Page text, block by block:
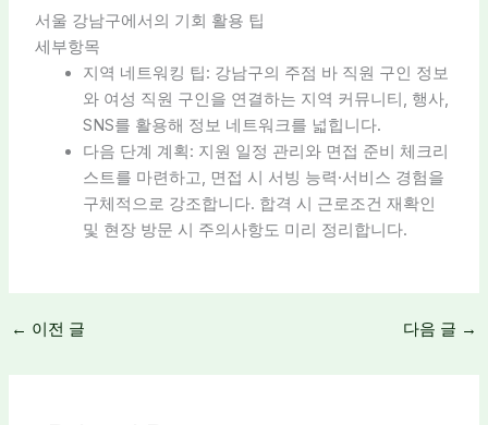
서울 강남구에서의 기회 활용 팁
세부항목
지역 네트워킹 팁: 강남구의 주점 바 직원 구인 정보
와 여성 직원 구인을 연결하는 지역 커뮤니티, 행사,
SNS를 활용해 정보 네트워크를 넓힙니다.
다음 단계 계획: 지원 일정 관리와 면접 준비 체크리
스트를 마련하고, 면접 시 서빙 능력·서비스 경험을
구체적으로 강조합니다. 합격 시 근로조건 재확인
및 현장 방문 시 주의사항도 미리 정리합니다.
← 이전 글 다음 글 →